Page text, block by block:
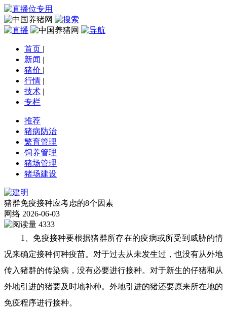
首页 |
新闻 |
猪价 |
行情 |
技术 |
专栏
推荐
猪病防治
繁育管理
饲养管理
猪场管理
猪场建设
猪群免疫接种应考虑的8个因素
网络 2026-06-03
4333
1、免疫接种要根据猪群所存在的疫病或所受到威胁的情
况来确定接种何种疫苗。对于过去从未发生过，也没有从外地
传入猪群的传染病，没有必要进行接种。对于新生的仔猪和从
外地引进的猪要及时地补种。外地引进的猪还要原来所在地的
免疫程序进行接种。